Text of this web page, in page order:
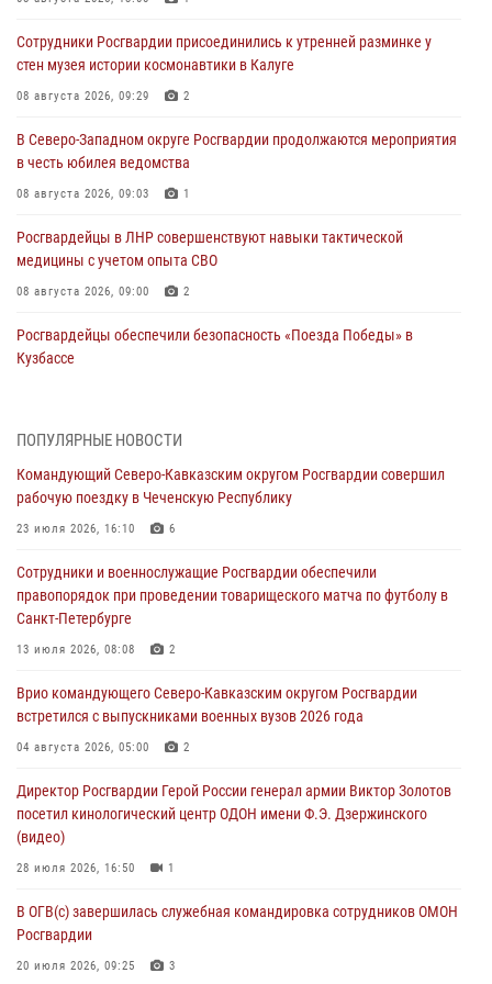
Сотрудники Росгвардии присоединились к утренней разминке у
стен музея истории космонавтики в Калуге
08 августа 2026, 09:29 2
В Северо-Западном округе Росгвардии продолжаются мероприятия
в честь юбилея ведомства
08 августа 2026, 09:03 1
Росгвардейцы в ЛНР совершенствуют навыки тактической
медицины с учетом опыта СВО
08 августа 2026, 09:00 2
Росгвардейцы обеспечили безопасность «Поезда Победы» в
Кузбассе
Военнослужащие Софринской бригады Росгвардии встретились с
дорогой к Победе в СВО» (видео)
08 августа 2026, 07:00
настольному теннису ко Дню физкультурника
08 августа 2026, 07:00
ОМОН «Ойрат» Управления Росгвардии по Республике Калмыкия
08 августа 2026, 07:00
В Москве росгвардейцы оказали помощь медикам и девушке с
08 августа 2026, 06:32 1
ПОПУЛЯРНЫЕ НОВОСТИ
Командующий Северо-Кавказским округом Росгвардии совершил
рабочую поездку в Чеченскую Республику
23 июля 2026, 16:10 6
Сотрудники и военнослужащие Росгвардии обеспечили
правопорядок при проведении товарищеского матча по футболу в
Санкт-Петербурге
13 июля 2026, 08:08 2
Врио командующего Северо-Кавказским округом Росгвардии
встретился с выпускниками военных вузов 2026 года
04 августа 2026, 05:00 2
Директор Росгвардии Герой России генерал армии Виктор Золотов
посетил кинологический центр ОДОН имени Ф.Э. Дзержинского
(видео)
28 июля 2026, 16:50 1
В ОГВ(с) завершилась служебная командировка сотрудников ОМОН
Росгвардии
20 июля 2026, 09:25 3